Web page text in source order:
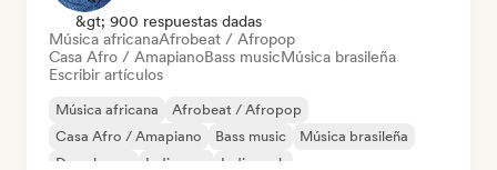
&gt; 900 respuestas dadas
Música africanaAfrobeat / Afropop
Casa Afro / AmapianoBass musicMúsica brasileña
Escribir artículos
Música africana
Afrobeat / Afropop
Casa Afro / Amapiano
Bass music
Música brasileña
Deep house
Indie pop Indie rock